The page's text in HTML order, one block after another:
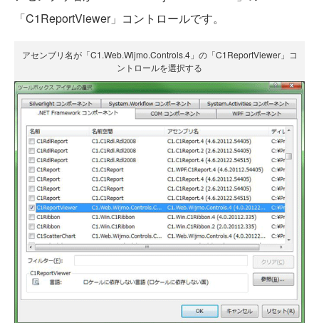
「C1ReportViewer」コントロールです。
アセンブリ名が「C1.Web.Wijmo.Controls.4」の「C1ReportViewer」コ
ントロールを選択する